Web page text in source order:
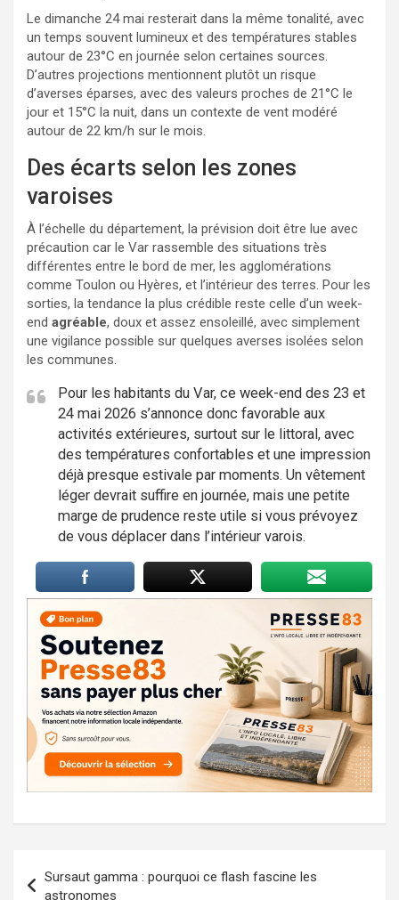
Le dimanche 24 mai resterait dans la même tonalité, avec
un temps souvent lumineux et des températures stables
autour de 23°C en journée selon certaines sources.
D’autres projections mentionnent plutôt un risque
d’averses éparses, avec des valeurs proches de 21°C le
jour et 15°C la nuit, dans un contexte de vent modéré
autour de 22 km/h sur le mois.
Des écarts selon les zones
varoises
À l’échelle du département, la prévision doit être lue avec
précaution car le Var rassemble des situations très
différentes entre le bord de mer, les agglomérations
comme Toulon ou Hyères, et l’intérieur des terres. Pour les
sorties, la tendance la plus crédible reste celle d’un week-
end agréable, doux et assez ensoleillé, avec simplement
une vigilance possible sur quelques averses isolées selon
les communes.
Pour les habitants du Var, ce week-end des 23 et
24 mai 2026 s’annonce donc favorable aux
activités extérieures, surtout sur le littoral, avec
des températures confortables et une impression
déjà presque estivale par moments. Un vêtement
léger devrait suffire en journée, mais une petite
marge de prudence reste utile si vous prévoyez
de vous déplacer dans l’intérieur varois.
de
Sursaut gamma : pourquoi ce flash fascine les
astronomes